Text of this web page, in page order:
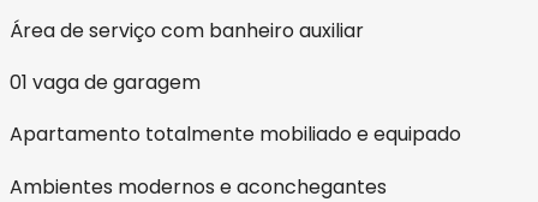
Área de serviço com banheiro auxiliar
01 vaga de garagem
Apartamento totalmente mobiliado e equipado
Ambientes modernos e aconchegantes